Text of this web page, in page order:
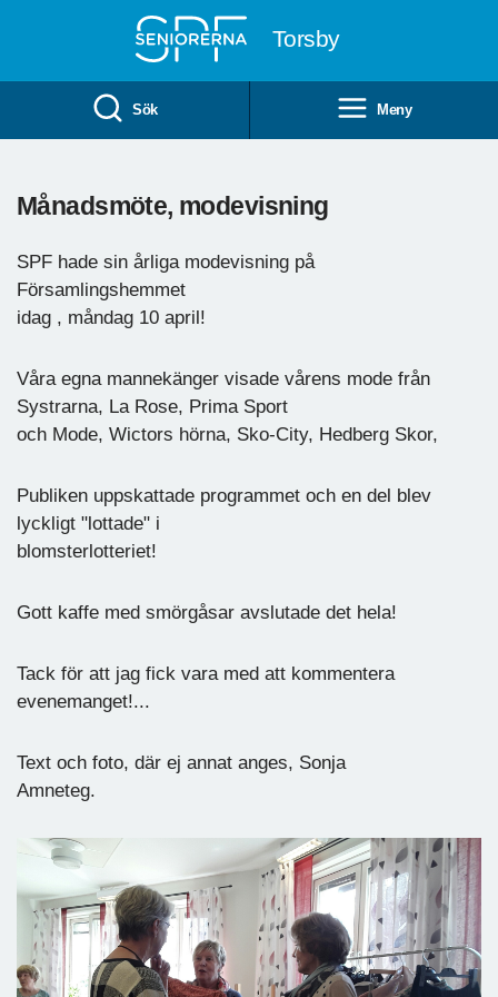
Torsby
Sök Meny
Månadsmöte, modevisning
SPF hade sin årliga modevisning på
Församlingshemmet
idag , måndag 10 april!
Våra egna mannekänger visade vårens mode från
Systrarna, La Rose, Prima Sport
och Mode, Wictors hörna, Sko-City, Hedberg Skor,
Publiken uppskattade programmet och en del blev
lyckligt "lottade" i
blomsterlotteriet!
Gott kaffe med smörgåsar avslutade det hela!
Tack för att jag fick vara med att kommentera
evenemanget!...
Text och foto, där ej annat anges, Sonja
Amneteg.